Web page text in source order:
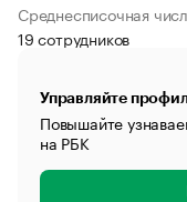
Среднесписочная
19 сотрудников
Управляйте
Повышайте
на РБК